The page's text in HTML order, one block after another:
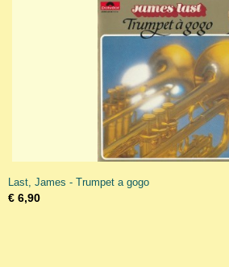
Last, James - Trumpet a gogo
€ 6,90